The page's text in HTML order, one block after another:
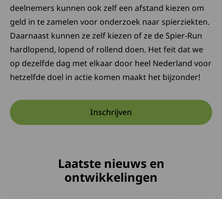
deelnemers kunnen ook zelf een afstand kiezen om
geld in te zamelen voor onderzoek naar spierziekten.
Daarnaast kunnen ze zelf kiezen of ze de Spier-Run
hardlopend, lopend of rollend doen. Het feit dat we
op dezelfde dag met elkaar door heel Nederland voor
hetzelfde doel in actie komen maakt het bijzonder!
InschrijvenDeze link opent in een nieuw
Laatste nieuws en
ontwikkelingen